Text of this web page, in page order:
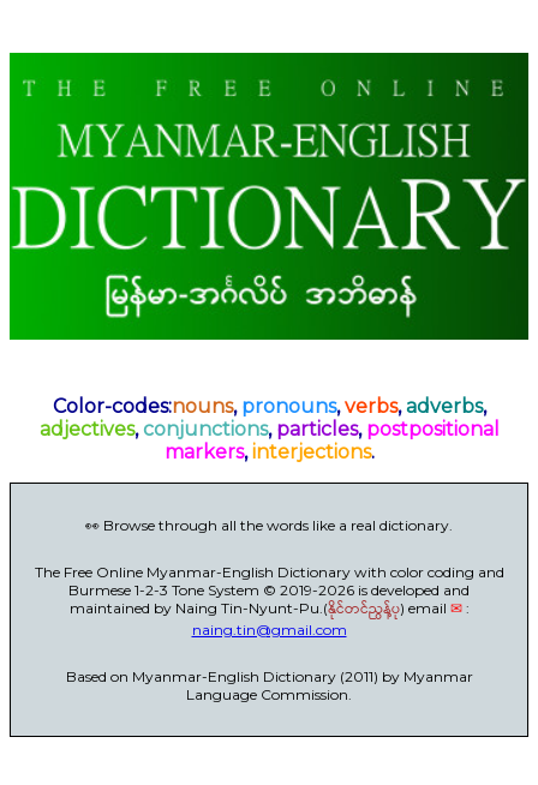
Color-codes:nouns, pronouns,verbs,adverbs,
adjectives,conjunctions, particles, postpositional
markers,interjections.
👀 Browse through all the words like a real dictionary.
The Free Online Myanmar-English Dictionary with color coding and
Burmese 1-2-3 Tone System © 2019-2026 is developed and
maintained by Naing Tin-Nyunt-Pu.(နိုင်တင်ညွန့်ပု) email ✉:
naing.tin@gmail.com
Based on Myanmar-English Dictionary (2011) by Myanmar
Language Commission.